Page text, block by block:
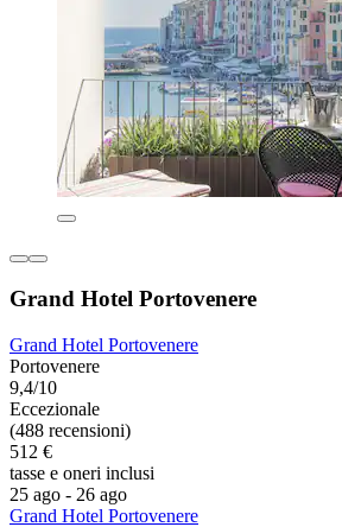
Grand Hotel Portovenere
Grand Hotel Portovenere
Portovenere
9,4/10
Eccezionale
(488 recensioni)
512 €
tasse e oneri inclusi
25 ago - 26 ago
Grand Hotel Portovenere